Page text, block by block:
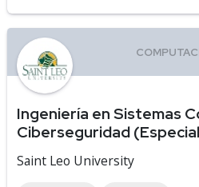
Ingeniería en Sistemas
Ciberseguridad
Saint Leo University